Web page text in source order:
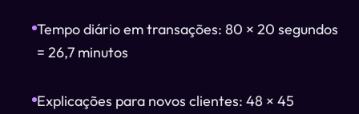
Tempo diário em transações: 80 × 20 segundos
= 26,7 minutos
Explicações para novos clientes: 48 × 45